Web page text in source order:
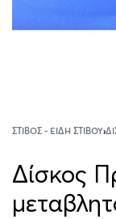
ΣΤΊΒΟΣ - ΕΊΔΗ ΣΤΊΒΟΥ›
Δίσκος